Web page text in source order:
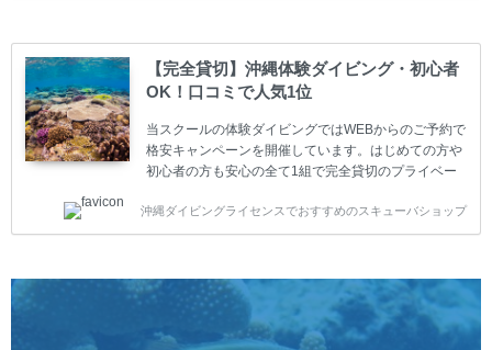
イセンスを取得したお客様、ファンダイビングのリピ
ーター様はファンダイビングの全てのコース費が
10%OFF、フル器材レンタルが50%OFFになります。
沖縄本島周辺ビーチ・ファンダイビング ￥13800(税
込)【 2ビーチ 】 ウエイト / タンク / 送迎...
【完全貸切】沖縄体験ダイビング・初心者
OK！口コミで人気1位
当スクールの体験ダイビングではWEBからのご予約で
格安キャンペーンを開催しています。はじめての方や
初心者の方も安心の全て1組で完全貸切のプライベー
1人様から気軽にご参加ください。 全てのコースで高
画質の記念撮影&水中撮影付きです。初心者の方やダ
す。 沖縄本島周辺ビーチ・体験ダイビング 格安キャ
ンペーン！！￥16800 ￥11800(税込) 器材 / 送迎 / 保
険 / 全て込み ダイビングがはじめての方や初心者でも
気軽に体験できる半日のコース。沖縄本島のビーチか
沖縄ダイビングライセンスでおすすめのスキューバショップ